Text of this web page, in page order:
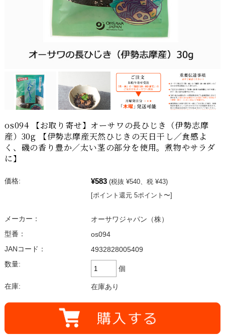
os094 【お取り寄せ】オーサワの長ひじき（伊勢志摩
産）30g 【伊勢志摩産天然ひじきの天日干し／食感よ
く、磯の香り豊か／太い茎の部分を使用。煮物やサラダ
に】
価格: ¥583 (税抜 ¥540、税 ¥43)
[ポイント還元 5ポイント〜]
メーカー：
オーサワジャパン（株）
型番：
os094
JANコード：
4932828005409
数量:
個
在庫: 在庫あり